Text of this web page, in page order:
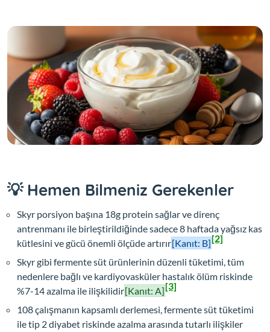
💡 Hemen Bilmeniz Gerekenler
Skyr porsiyon başına 18g protein sağlar ve direnç
antrenmanı ile birleştirildiğinde sadece 8 haftada yağsız kas
kütlesini ve gücü önemli ölçüde artırır[Kanıt: B][2]
Skyr gibi fermente süt ürünlerinin düzenli tüketimi, tüm
nedenlere bağlı ve kardiyovasküler hastalık ölüm riskinde
%7-14 azalma ile ilişkilidir[Kanıt: A][3]
108 çalışmanın kapsamlı derlemesi, fermente süt tüketimi
ile tip 2 diyabet riskinde azalma arasında tutarlı ilişkiler